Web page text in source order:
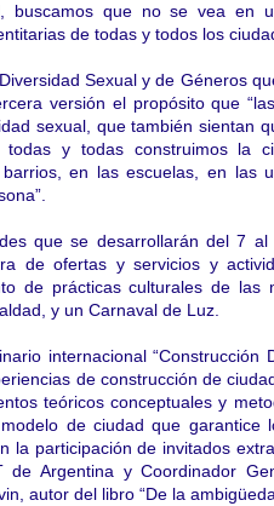
buscamos que no se vea en
de todas y todos los
Sexual y de Géneros
versión el propósito que “
sexual, que también sientan
y todas construimos la
en las escuelas, en las
que se desarrollarán del 7
de ofertas y servicios y
de prácticas culturales de las
y un Carnaval de Luz.
internacional “Construcción
de construcción de
teóricos conceptuales y
de ciudad que
la participación de invitados
de Argentina y Coordinador
autor del libro “De la